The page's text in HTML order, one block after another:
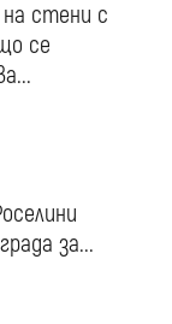
стени с
се
за...